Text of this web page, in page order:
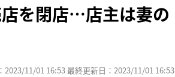
を閉店…店主は妻の
2023/11/01 16:53 最終更新日：2023/11/01 16:53